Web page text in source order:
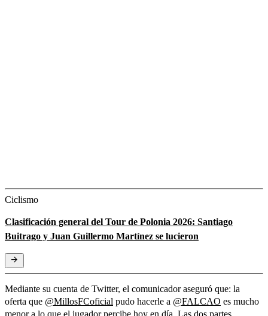
Ciclismo
Clasificación general del Tour de Polonia 2026: Santiago
Buitrago y Juan Guillermo Martínez se lucieron
Mediante su cuenta de Twitter, el comunicador aseguró que: la
oferta que @MillosFCoficial pudo hacerle a @FALCAO es mucho
menor a lo que el jugador percibe hoy en día. Las dos partes